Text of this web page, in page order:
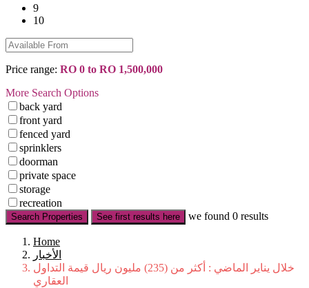
9
10
Price range: RO 0 to RO 1,500,000
More Search Options
back yard
front yard
fenced yard
sprinklers
doorman
private space
storage
recreation
Search Properties See first results here we found 0 results
Home
الأخبار
خلال يناير الماضي : أكثر من (235) مليون ريال قيمة التداول
العقاري